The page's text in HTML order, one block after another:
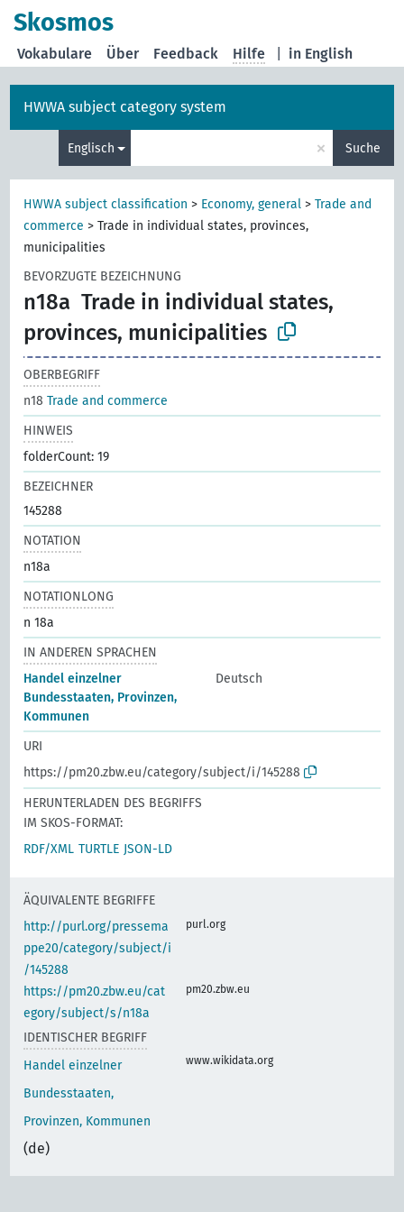
Skosmos
in English
Vokabulare Über Feedback Hilfe
HWWA subject category system
Englisch × Suche
HWWA subject classification > Economy, general >Trade and
commerce >Trade in individual states, provinces,
municipalities
BEVORZUGTE BEZEICHNUNG
n18a Trade in individual states,
provinces, municipalities
OBERBEGRIFF
n18Trade and commerce
HINWEIS
folderCount: 19
BEZEICHNER
145288
NOTATION
n18a
NOTATIONLONG
n 18a
IN ANDEREN SPRACHEN
Handel einzelner
Bundesstaaten, Provinzen,
Kommunen
Deutsch
URI
https://pm20.zbw.eu/category/subject/i/145288
HERUNTERLADEN DES BEGRIFFS
IM SKOS-FORMAT:
RDF/XML TURTLE JSON-LD
ÄQUIVALENTE BEGRIFFE
http://purl.org/pressema
ppe20/category/subject/i
/145288
purl.org
https://pm20.zbw.eu/cat
egory/subject/s/n18a
pm20.zbw.eu
IDENTISCHER BEGRIFF
Handel einzelner
Bundesstaaten,
Provinzen, Kommunen
(de)
www.wikidata.org